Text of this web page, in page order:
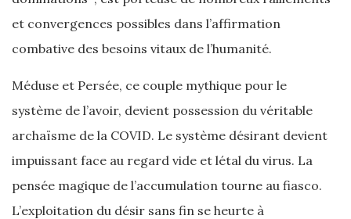
et convergences possibles dans l’affirmation
combative des besoins vitaux de l’humanité.
Méduse et Persée, ce couple mythique pour le
système de l’avoir, devient possession du véritable
archaïsme de la COVID. Le système désirant devient
impuissant face au regard vide et létal du virus. La
pensée magique de l’accumulation tourne au fiasco.
L’exploitation du désir sans fin se heurte à